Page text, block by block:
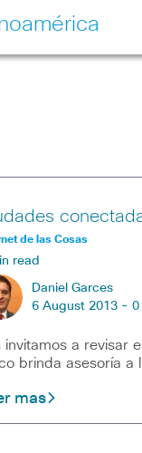
de las Cosas
read
Daniel Garces
6 August 2013 - 0
invitamos a revisar
brinda asesoría a
mas